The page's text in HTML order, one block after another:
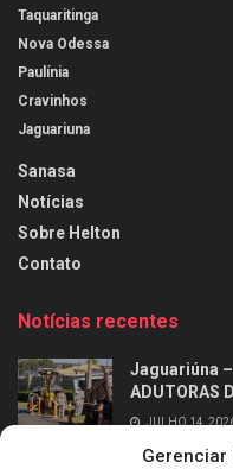
Gerenciar
Taquaritinga
Nova Odessa
Paulínia
Cravinhos
Jaguariuna
Sanasa
Notícias
Sobre Helton
Contato
Notícias recentes
Jaguariúna –
ADUTORAS
JULHO 14,